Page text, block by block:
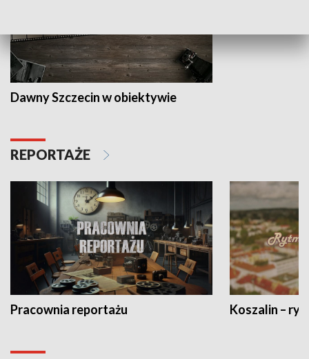
Dawny Szczecin w obiektywie
REPORTAŻE
Pracownia reportażu Koszalin –